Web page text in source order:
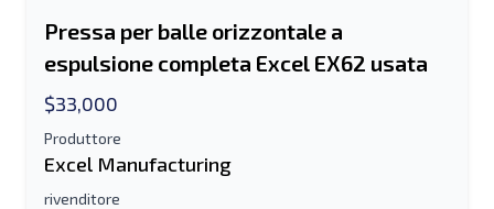
Pressa per balle orizzontale a
espulsione completa Excel EX62 usata
$33,000
Produttore
Excel Manufacturing
rivenditore